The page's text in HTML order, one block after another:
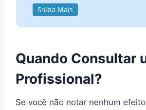
Saiba Mais
Quando Consultar
Profissional?
Se você não notar nenhum